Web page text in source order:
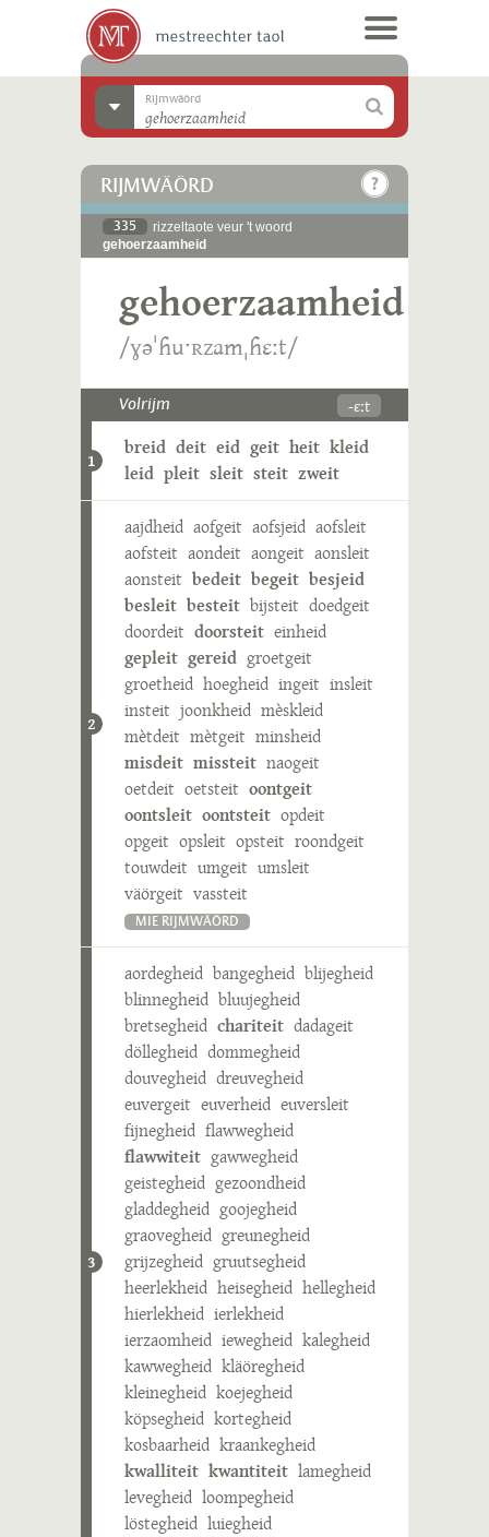
Rijmwäörd
RIJMWÄÖRD
335
rizzeltaote veur 't woord
gehoerzaamheid
gehoerzaamheid
/ɣəˈɦuˑʀzamˌɦɛːt/
Volrijm -ɛːt
1
breid deit eid geit heit kleid
leid pleit sleit steit zweit
2
aajdheid aofgeit aofsjeid aofsleit
aofsteit aondeit aongeit aonsleit
aonsteit bedeit begeit besjeid
besleit besteit bijsteit doedgeit
doordeit doorsteit einheid
gepleit gereid groetgeit
groetheid hoegheid ingeit insleit
insteit joonkheid mèskleid
mètdeit mètgeit minsheid
misdeit missteit naogeit
oetdeit oetsteit oontgeit
oontsleit oontsteit opdeit
opgeit opsleit opsteit roondgeit
touwdeit umgeit umsleit
väörgeit vassteit
MIE RIJMWÄÖRD
3
aordegheid bangegheid blijegheid
blinnegheid bluujegheid
bretsegheid chariteit dadageit
döllegheid dommegheid
douvegheid dreuvegheid
euvergeit euverheid euversleit
fijnegheid flawwegheid
flawwiteit gawwegheid
geistegheid gezoondheid
gladdegheid goojegheid
graovegheid greunegheid
grijzegheid gruutsegheid
heerlekheid heisegheid hellegheid
hierlekheid ierlekheid
ierzaomheid iewegheid kalegheid
kawwegheid kläöregheid
kleinegheid koejegheid
köpsegheid kortegheid
kosbaarheid kraankegheid
kwalliteit kwantiteit lamegheid
levegheid loompegheid
löstegheid luiegheid